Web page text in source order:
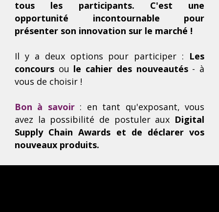
tous les participants. C'est une
opportunité incontournable pour
présenter son innovation sur le marché !
Il y a deux options pour participer : Les
concours ou le cahier des nouveautés- à
vous de choisir !
Bon à savoir: en tant qu'exposant, vous
avez la possibilité de postuler aux Digital
Supply Chain Awards et de déclarer vos
nouveaux produits.